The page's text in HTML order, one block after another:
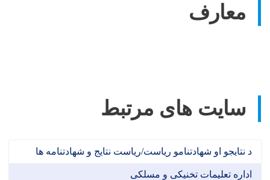
معارف
سایت های مرتبط
د نتایجو او شهادتنامو ریاست/ریاست نتایج و شهادتنامه ها
اداره تعلیمات تخنیکی و مسلکی